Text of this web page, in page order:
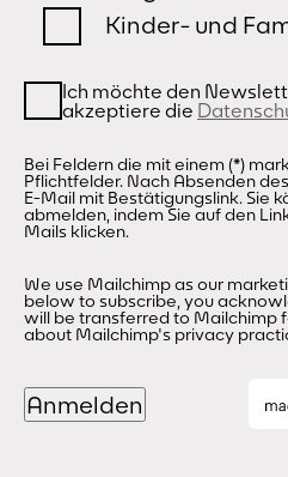
Kinder- und
Ich möchte den Newsletter erhalten
akzeptiere die
Bei Feldern die mit einem (*)
Pflichtfelder. Nach Absenden
E-Mail mit Bestätigungslink. Sie
abmelden, indem Sie auf den
Mails klicken.
We use Mailchimp as our
below to subscribe, you
will be transferred to Mailchimp
about Mailchimp's privacy